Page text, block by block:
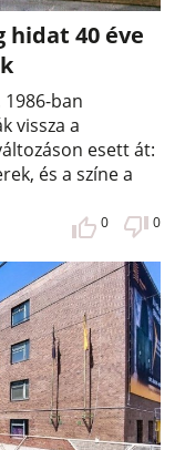
hidat 40 éve
ban
vissza a
esett át:
és a színe a
0 0